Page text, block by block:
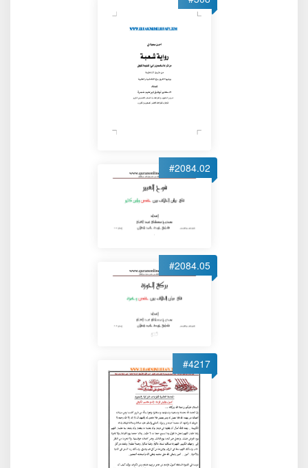
#2084.02
#2084.05
#4217